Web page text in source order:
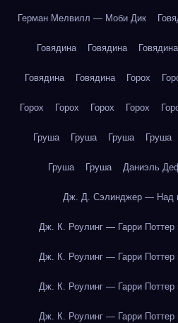
Герман Мелвилл — Моби Дик
Говядина Говядина Говядина
Говядина Говядина Горох
Горох Горох Горох Горох
Груша Груша Груша Груша
Груша Груша Даниэль
Дж. Д. Сэлинджер — Над
Дж. К. Роулинг — Гарри
Дж. К. Роулинг — Гарри
Дж. К. Роулинг — Гарри
Дж. К. Роулинг — Гарри